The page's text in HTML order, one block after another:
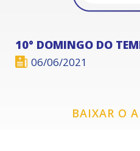
10° DOMINGO DO
06/06/2021
BAIXAR O